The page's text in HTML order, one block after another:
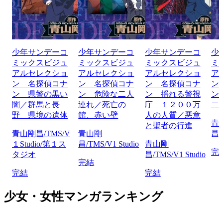
少年サンデーコ
ミックスビジュ
アルセレクショ
ン 名探偵コナ
ン 県警の黒い
闇／群馬と長
野 県境の遺体
青山剛昌/TMS/V
１Studio/第１ス
タジオ
完結
少年サンデーコ
ミックスビジュ
アルセレクショ
ン 名探偵コナ
ン 危険な二人
連れ／死亡の
館、赤い壁
青山剛
昌/TMS/V1 Studio
完結
少年サンデーコ
ミックスビジュ
アルセレクショ
ン 名探偵コナ
ン 揺れる警視
庁 １２００万
人の人質／悪意
と聖者の行進
青山剛
昌/TMS/V1 Studio
完結
少
ミ
ア
ン
ン
二
青
昌
完
少女・女性マンガランキング